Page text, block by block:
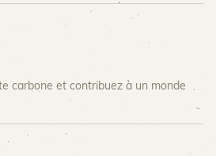
carbone et contribuez à un monde